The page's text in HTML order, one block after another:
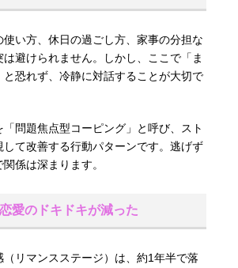
使い方、休日の過ごし方、家事の分担な
は避けられません。しかし、ここで「ま
と恐れず、冷静に対話することが大切で
問題焦点型コーピング」と呼び、スト
して改善する行動パターンです。逃げず
係は深まります。
愛のドキドキが減った
リマンスステージ）は、約1年半で落